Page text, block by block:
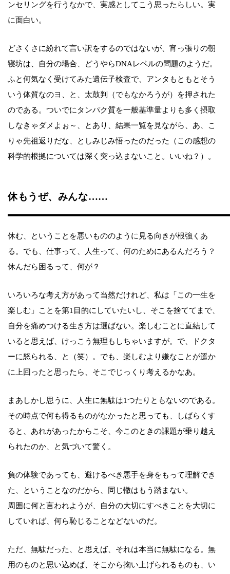
ンセリングを行うなかで、実感としてこう思ったらしい。実
に面白い。
どさくさに紛れて言い訳をするのではないが、宵っ張りの朝
寝坊は、自分の場合、どうやらDNAレベルの問題のようだ。
ふと何気なく受けてみた遺伝子検査で、アンタもともとそう
いう体質なのヨ、と、太鼓判（でもなかろうが）を押された
のである。ついでにタンパク質を一般基準量よりも多く摂取
しなきゃダメよぉ～、とあり、結果一覧を見ながら、あ、こ
りゃ先祖返りだな、としみじみ悟ったのだった（この感想の
科学的根拠については深く突っ込まないこと。いいね？）。
休もうぜ、みんな……
休む、ということを悪いもののように見る向きが根強くあ
る。でも、仕事って、人生って、何のためにあるんだろう？
休んだら困るって、何が？
いろいろな考え方があって当然だけれど、私は「この一生を
楽しむ」ことを第1目的にしていたいし、そこを捨ててまで、
自分を痛めつける生き方は選ばない。楽しむことに直結して
いると思えば、けっこう無理もしちゃいますが。で、ドクタ
ーに怒られる、と（笑）。でも、楽しむより嫌なことが遥か
に上回ったと思ったら、そこでじっくり考えるかなあ。
まあしかし思うに、人生に無駄は1つたりともないのである。
その時点で何も得るものがなかったと思っても、しばらくす
ると、あれがあったからこそ、今このときの課題が乗り越え
られたのか、と気づいて驚く。
負の体験であっても、避けるべき悪手を身をもって理解でき
た、ということなのだから、同じ轍はもう踏まない。
周囲に何と言われようが、自分の大切にすべきことを大切に
していれば、何ら恥じることなどないのだ。
ただ、無駄だった、と思えば、それは本当に無駄になる。無
用のものと思い込めば、そこから掬い上げられるものも、い